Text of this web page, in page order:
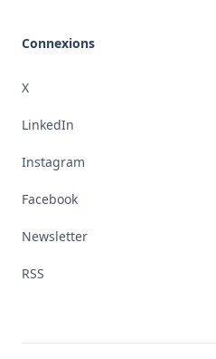
Connexions
X
LinkedIn
Instagram
Facebook
Newsletter
RSS